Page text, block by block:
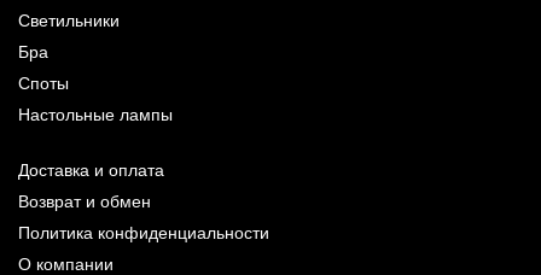
Светильники
Бра
Споты
Настольные лампы
Доставка и оплата
Возврат и обмен
Политика конфиденциальности
О компании